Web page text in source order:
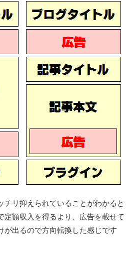
チリ抑えられていることがわかると
定額収入を得るより、広告を載せて
が出るので方向転換した感じです